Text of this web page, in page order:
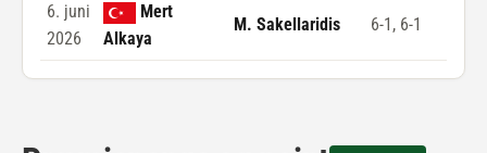
6. juni
2026
Mert
Alkaya
M. Sakellaridis 6-1, 6-1